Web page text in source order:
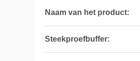
Naam van het product:
Steekproefbuffer: